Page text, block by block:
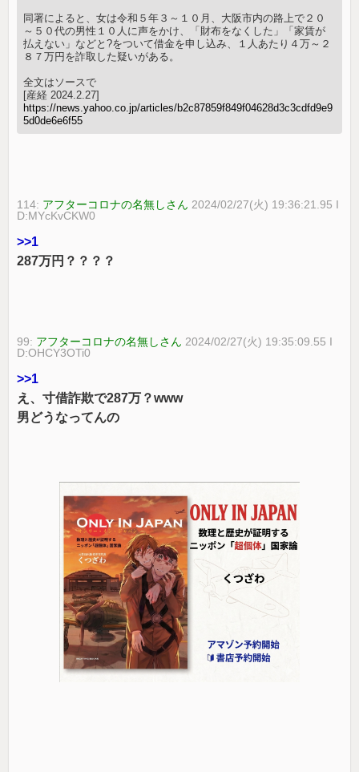
同署によると、女は令和５年３～１０月、大阪市内の路上で２０
～５０代の男性１０人に声をかけ、「財布をなくした」「家賃が
払えない」などと?をついて借金を申し込み、１人あたり４万～２
８７万円を詐取した疑いがある。
全文はソースで
[産経 2024.2.27]
https://news.yahoo.co.jp/articles/b2c87859f849f04628d3c3cdfd9e9
5d0de6e6f55
114: アフターコロナの名無しさん 2024/02/27(火) 19:36:21.95 I
D:MYcKvCKW0
>>1
287万円？？？？
99: アフターコロナの名無しさん 2024/02/27(火) 19:35:09.55 I
D:OHCY3OTi0
>>1
え、寸借詐欺で287万？www
男どうなってんの